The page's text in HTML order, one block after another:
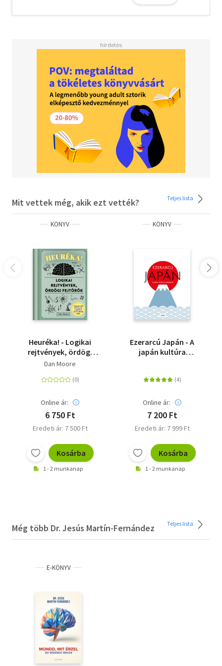
kontrollálja. Az agy nem így működik. Ezeket a
megadás talán valóban működik, ha szabadúszó író vagy,
felnőtt gyerekekkel. De mi van a többiekkel, velünk? Mi
van azokkal, akiknek kötelező munkaóráik és átlagos
munkájuk, kisgyerekük és egy folyton utazgató élettársuk
van? Mi mit tegyünk?"
Dr. Jesús Martín-Fernández (1992) spanyol idegsebész és
kognitív idegtudós. Orvosi pályája mellett
zeneszerzőként is aktív, karmesterként pedig dirigálta a
Budapesti Szimfonikus Zenekart is. 2021-ben a világ
legtöbbet emlegetett idegsebésze volt, amikor egy
erősebb agyi aktivitást vált ki, mint más zenei stílusok.
Klinikai és kutatási tevékenysége az éber pácienseken
Montpellier-ben dolgozik és kutat mentorával, Hugues
Mit vettek még, akik ezt vették? Teljes lista
KÖNYV
Heuréka! - Logikai
rejtvények, ördögi
fejtörők
Dan Moore
Online ár:
6 750 Ft
Eredeti ár: 7 500 Ft
Kosárba
1 - 2 munkanap
KÖNYV
Ezerarcú Japán - A
japán kultúra
Online ár:
7 200 Ft
Eredeti ár: 7 999 Ft
Kosárba
1 - 2 munkanap
Még több Dr. Jesús Martín-Fernández Teljes lista
E-KÖNYV